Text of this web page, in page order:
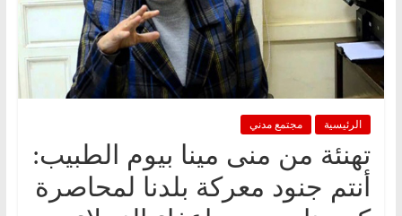
الرئيسية مجتمع مدني
تهنئة من منى مينا بيوم الطبيب:
أنتم جنود معركة بلدنا لمحاصرة